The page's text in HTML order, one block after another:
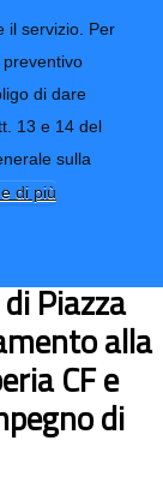
il servizio. Per
di dare
13 e 14 del
sulla
di più
CONTATTI-URP
TRASPARENZA
Piazza
alla
CF e
di